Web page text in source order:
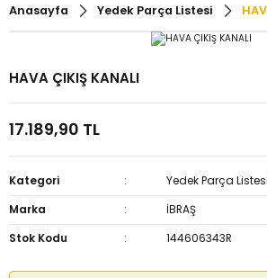
Anasayfa Yedek Parça Listesi
HAVA ÇIKIŞ KANALI
17.189,90 TL
Kategori
Yedek Parça Listesi
Marka
İBRAŞ
Stok Kodu
144606343R